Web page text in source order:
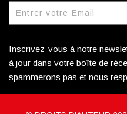
Inscrivez-vous à notre
à jour dans votre boîte de
spammerons pas et nous